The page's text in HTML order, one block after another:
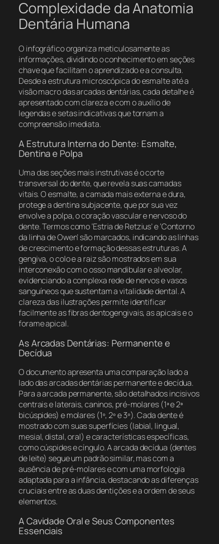
Complexidade da Anatomia
Dentária Humana
O infográfico organiza meticulosamente as
informações, dividindo o conhecimento em seções
chave que facilitam o aprendizado e a consulta.
Desde a estrutura microscópica do esmalte até a
visão macro das arcadas dentárias, cada detalhe é
apresentado com clareza e com o auxílio de
legendas e setas indicativas que tornam a
compreensão imediata.
A Estrutura Interna do Dente: Esmalte,
Dentina e Polpa
Uma das seções mais instrutivas é o corte
transversal do dente, que revela suas camadas
vitais. O esmalte, a camada mais externa e dura,
protege a dentina subjacente, que por sua vez
envolve a polpa, o coração vascular e nervoso do
dente. Termos como ‘Estria de Retzius’ e ‘Contorno
da linha de Owen’ são marcados, indicando as linhas
de crescimento e formação dessas estruturas. A
gengiva, o colo e a raiz são mostrados em sua
interconexão com o osso mandibular e alveolar,
evidenciando a complexa rede de nervos e vasos
sanguíneos que sustentam a vitalidade dental. A
clareza das ilustrações permite identificar
facilmente as fibras dentogengivais, as apicais e o
forame apical.
As Arcadas Dentárias: Permanente e
Decídua
O documento apresenta uma comparação lado a
lado das arcadas dentárias permanente e decídua.
Para a arcada permanente, são detalhados incisivos
centrais e laterais, caninos, pré-molares (1ª e 2ª
bicúspides) e molares (1º, 2º e 3º). Cada dente é
mostrado com suas superfícies (labial, lingual,
mesial, distal, oral) e características específicas,
como cúspides e cíngulo. A arcada decídua (dentes
de leite) segue um padrão similar, mas com a
ausência de pré-molares e com uma morfologia
adaptada para a infância, destacando as diferenças
cruciais entre as duas dentições e a ordem de seus
elementos.
A Cavidade Oral e Seus Componentes
Essenciais